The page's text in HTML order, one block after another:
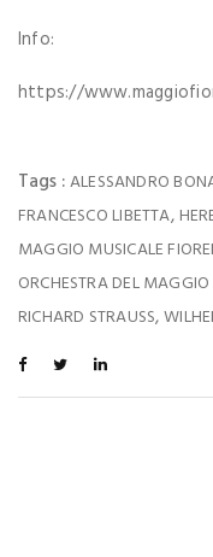
Info:
https://
Tags :ALESSANDRO
FRANCESCO LIBETTA,
MAGGIO MUSICALE
ORCHESTRA DEL
RICHARD STRAUSS,